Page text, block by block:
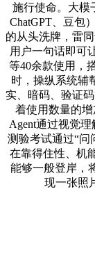
施行使命。大模
ChatGPT、豆包
的从头洗牌，雷
用户一句话即可
等40余款使用，
时，操纵系统辅
实、暗码、验证
着使用数量的
Agent通过视觉
测验考试通过“问
在靠得住性、机
能够一般登岸，
现一张照